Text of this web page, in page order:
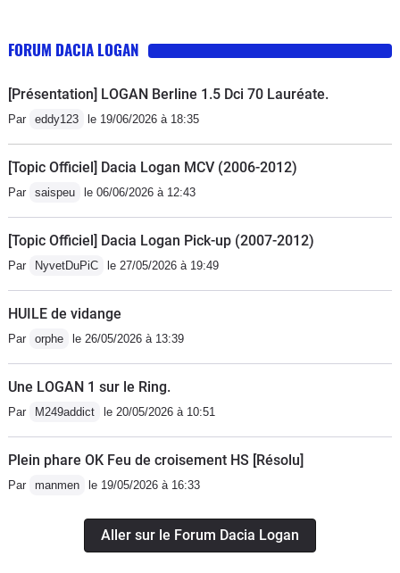
des vibrations forte à froid en 1ere.- Bruyante à haute
FORUM DACIA LOGAN
[Présentation] LOGAN Berline 1.5 Dci 70 Lauréate.
Par eddy123 le 19/06/2026 à 18:35
[Topic Officiel] Dacia Logan MCV (2006-2012)
Par saispeu le 06/06/2026 à 12:43
[Topic Officiel] Dacia Logan Pick-up (2007-2012)
Par NyvetDuPiC le 27/05/2026 à 19:49
HUILE de vidange
Par orphe le 26/05/2026 à 13:39
Une LOGAN 1 sur le Ring.
Par M249addict le 20/05/2026 à 10:51
Plein phare OK Feu de croisement HS [Résolu]
Par manmen le 19/05/2026 à 16:33
Aller sur le Forum Dacia Logan